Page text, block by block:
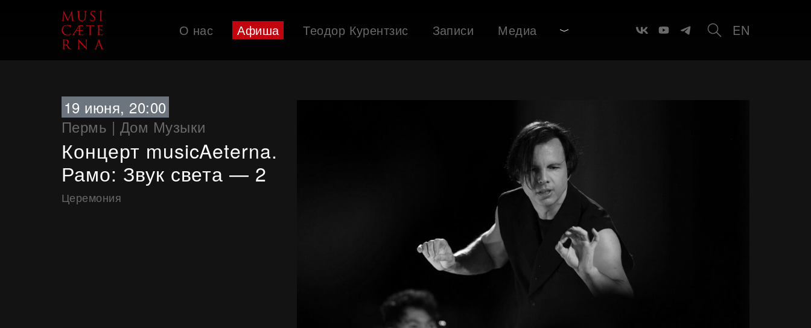
О нас Афиша Теодор Курентзис Записи
Медиа
EN
19 июня, 20:00
Пермь | Дом Музыки
Концерт musicAeterna.
Рамо: Звук света — 2
Церемония